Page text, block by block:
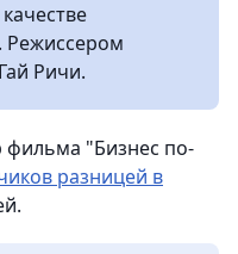
Режиссером
Ричи.
фильма "Бизнес по-
разницей в